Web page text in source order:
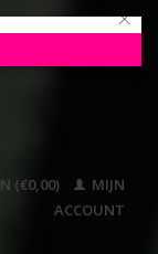
×
(€0,00)
MIJN
ACCOUNT